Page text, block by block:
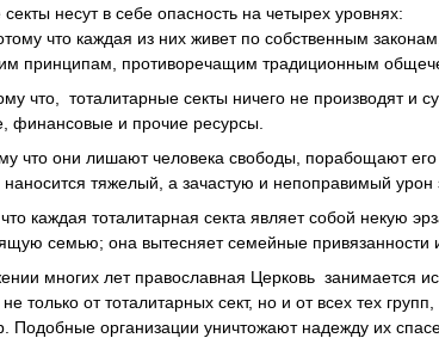
несут в себе опасность на четырех уровнях:
что каждая из них живет по собственным
принципам, противоречащим традиционным
что, тоталитарные секты ничего не производят и
финансовые и прочие ресурсы.
что они лишают человека свободы, порабощают его
тяжелый, а зачастую и непоправимый урон
каждая тоталитарная секта являет собой некую
семью; она вытесняет семейные привязанности
многих лет православная Церковь занимается
только от тоталитарных сект, но и от всех тех
Подобные организации уничтожают надежду их